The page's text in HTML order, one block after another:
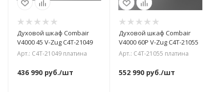
Духовой шкаф Combair
V4000 45 V-Zug C4T-21049
Арт.: C4T-21049 платина
436 990 руб./шт
Духовой шкаф Combair
V4000 60P V-Zug C4T-21055
Арт.: C4T-21055 платина
552 990руб./шт